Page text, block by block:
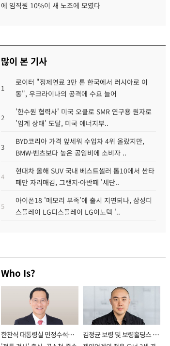
에 임직원 10%이 새 노조에 모였다
많이 본 기사
1
로이터 "정제연료 3만 톤 한국에서 러시아로 이
동", 우크라이나의 공격에 수요 늘어
2
'한수원 협력사' 미국 오클로 SMR 연구용 원자로
'임계 상태' 도달, 미국 에너지부..
3
BYD코리아 가격 앞세워 수입차 4위 올랐지만,
BMW·벤츠보다 높은 공임비에 소비자 ..
4
현대차 올해 SUV 국내 베스트셀러 톱10에서 싼타
페만 자리매김, 그랜저·아반떼 '세단..
5
아이폰18 '메모리 부족'에 출시 지연되나, 삼성디
스플레이 LG디스플레이 LG이노텍 '..
Who Is?
한찬식 대통령실 민정수석비
김정균 보령 및 보령홀딩스 대